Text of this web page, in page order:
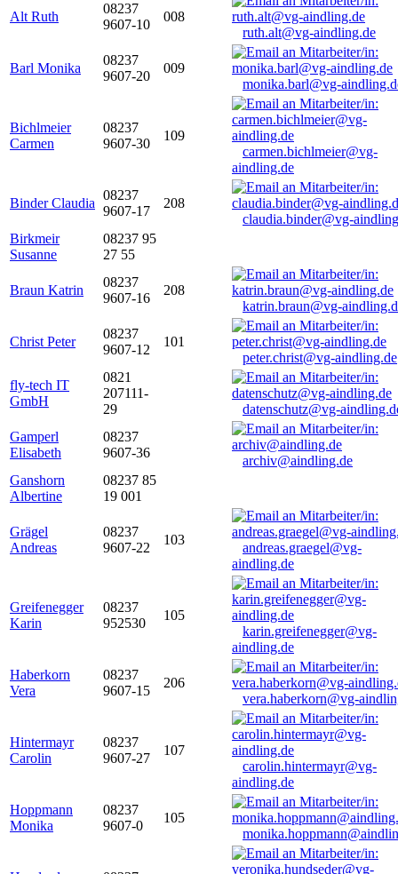
Alt Ruth
08237
9607-10
008
ruth.alt@vg-aindling.de
Barl Monika
08237
9607-20
009
monika.barl@vg-
Bichlmeier
Carmen
08237
9607-30
109
carmen.bichlmeier@vg-
aindling.de
Binder Claudia
08237
9607-17
208
claudia.binder@vg-
Birkmeir
Susanne
08237 95
27 55
Braun Katrin
08237
9607-16
208
katrin.braun@vg-
Christ Peter
08237
9607-12
101
peter.christ@vg-aindling.de
fly-tech IT
GmbH
0821
207111-
29
datenschutz@vg-
Gamperl
Elisabeth
08237
9607-36
archiv@aindling.de
Ganshorn
Albertine
08237 85
19 001
Grägel
Andreas
08237
9607-22
103
andreas.graegel@vg-
aindling.de
Greifenegger
Karin
08237
952530
105
karin.greifenegger@vg-
aindling.de
Haberkorn
Vera
08237
9607-15
206
vera.haberkorn@vg-
Hintermayr
Carolin
08237
9607-27
107
carolin.hintermayr@vg-
aindling.de
Hoppmann
Monika
08237
9607-0
105